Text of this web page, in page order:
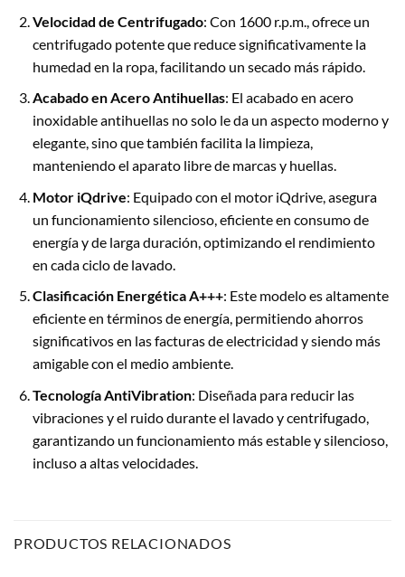
Velocidad de Centrifugado: Con 1600 r.p.m., ofrece un
centrifugado potente que reduce significativamente la
humedad en la ropa, facilitando un secado más rápido.
Acabado en Acero Antihuellas: El acabado en acero
inoxidable antihuellas no solo le da un aspecto moderno y
elegante, sino que también facilita la limpieza,
manteniendo el aparato libre de marcas y huellas.
Motor iQdrive: Equipado con el motor iQdrive, asegura
un funcionamiento silencioso, eficiente en consumo de
energía y de larga duración, optimizando el rendimiento
en cada ciclo de lavado.
Clasificación Energética A+++: Este modelo es altamente
eficiente en términos de energía, permitiendo ahorros
significativos en las facturas de electricidad y siendo más
amigable con el medio ambiente.
Tecnología AntiVibration: Diseñada para reducir las
vibraciones y el ruido durante el lavado y centrifugado,
garantizando un funcionamiento más estable y silencioso,
incluso a altas velocidades.
PRODUCTOS RELACIONADOS